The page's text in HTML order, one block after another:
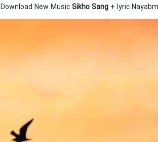
Download New Music Sikho Sang+ lyric